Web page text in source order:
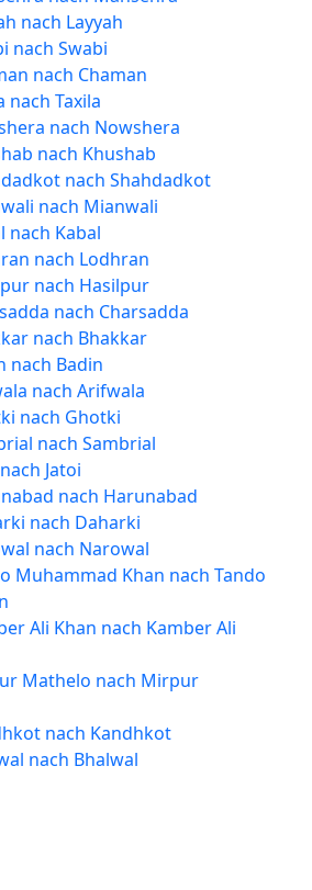
nach Layyah
nach Swabi
nach Chaman
nach Taxila
nach Nowshera
nach Khushab
nach Shahdadkot
nach Mianwali
nach Kabal
nach Lodhran
nach Hasilpur
nach Charsadda
nach Bhakkar
nach Badin
nach Arifwala
nach Ghotki
nach Sambrial
Jatoi
nach Harunabad
nach Daharki
nach Narowal
Muhammad Khan nach Tando
Ali Khan nach Kamber Ali
Mathelo nach Mirpur
nach Kandhkot
nach Bhalwal